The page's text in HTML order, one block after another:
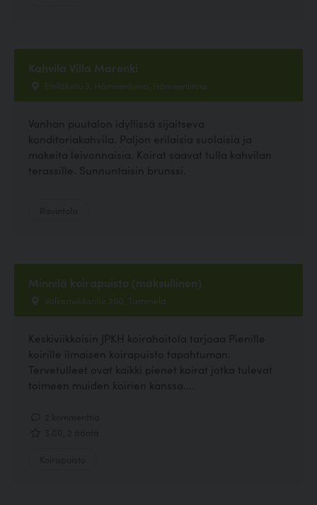
Kahvila Villa Marenki
Eteläkatu 3, Hämeenlinna, Hämeenlinna
Vanhan puutalon idyllissä sijaitseva
konditoriakahvila. Paljon erilaisia suolaisia ja
makeita leivonnaisia. Koirat saavat tulla kahvilan
terassille. Sunnuntaisin brunssi.
Minnilä koirapuisto (maksullinen)
Valkeaviidantie 260, Tammela
Keskiviikkoisin JPKH koirahoitola tarjoaa Pienille
koirille ilmaisen koirapuisto tapahtuman.
Tervetulleet ovat kaikki pienet koirat jotka tulevat
toimeen muiden koirien kanssa....